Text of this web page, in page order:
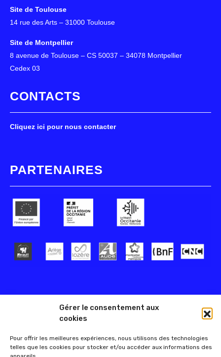
Gérer le consentement aux
cookies
Pour offrir les meilleures expériences, nous utilisons des technologies
telles que les cookies pour stocker et/ou accéder aux informations des
Site de Toulouse
14 rue des Arts – 31000 Toulouse
Site de Montpellier
8 avenue de Toulouse – CS 50037 – 34078 Montpellier
Cedex 03
CONTACTS
Cliquez ici pour nous contacter
PARTENAIRES